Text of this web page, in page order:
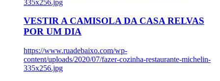
335x256.jpg
VESTIR A CAMISOLA DA CASA RELVAS
POR UM DIA
https://www.ruadebaixo.com/wp-
content/uploads/2020/07/fazer-cozinha-restaurante-michelin-
335x256.jpg